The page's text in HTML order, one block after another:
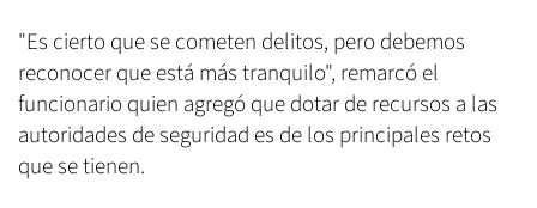
"Es cierto que se cometen delitos, pero debemos
reconocer que está más tranquilo", remarcó el
funcionario quien agregó que dotar de recursos a las
autoridades de seguridad es de los principales retos
que se tienen.